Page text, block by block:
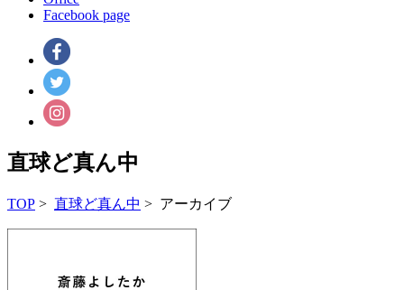
Facebook page
直球ど真ん中
TOP > 直球ど真ん中 > アーカイブ